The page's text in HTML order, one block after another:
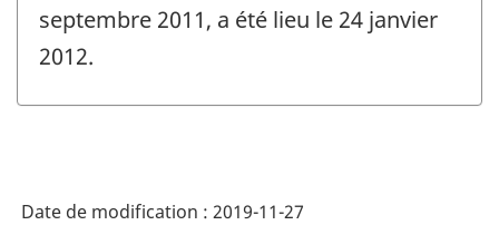
septembre 2011, a été lieu le 24 janvier
2012.
Date de modification : 2019-11-27